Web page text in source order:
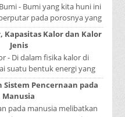
- Bumi yang kita huni ini
pada porosnya yang
Waktu yang diperlukan...
Kapasitas Kalor dan Kalor
Jenis
- Di dalam fisika kalor di
suatu bentuk energi yang
mengalir dari benda yang
...
Sistem Pencernaan pada
Manusia
pada manusia melibatkan